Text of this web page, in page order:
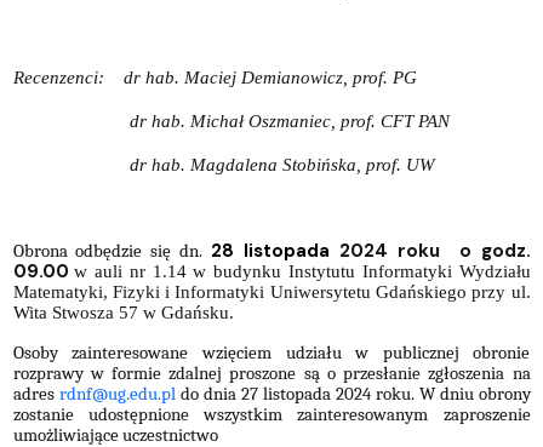
Recenzenci: dr hab. Maciej Demianowicz, prof. PG
dr hab. Michał Oszmaniec, prof. CFT PAN
dr hab. Magdalena Stobińska, prof. UW
Obrona odbędzie się dn. 28 listopada 2024 roku
o godz.
09.00 w auli nr 1.14 w budynku Instytutu Informatyki Wydziału
Matematyki, Fizyki i Informatyki Uniwersytetu Gdańskiego przy ul.
Wita Stwosza 57 w Gdańsku.
Osoby zainteresowane wzięciem udziału w publicznej obronie
rozprawy w formie zdalnej proszone są o przesłanie zgłoszenia na
adres rdnf@ug.edu.pldo dnia 27 listopada 2024 roku. W dniu obrony
zostanie udostępnione wszystkim zainteresowanym zaproszenie
umożliwiające uczestnictwo